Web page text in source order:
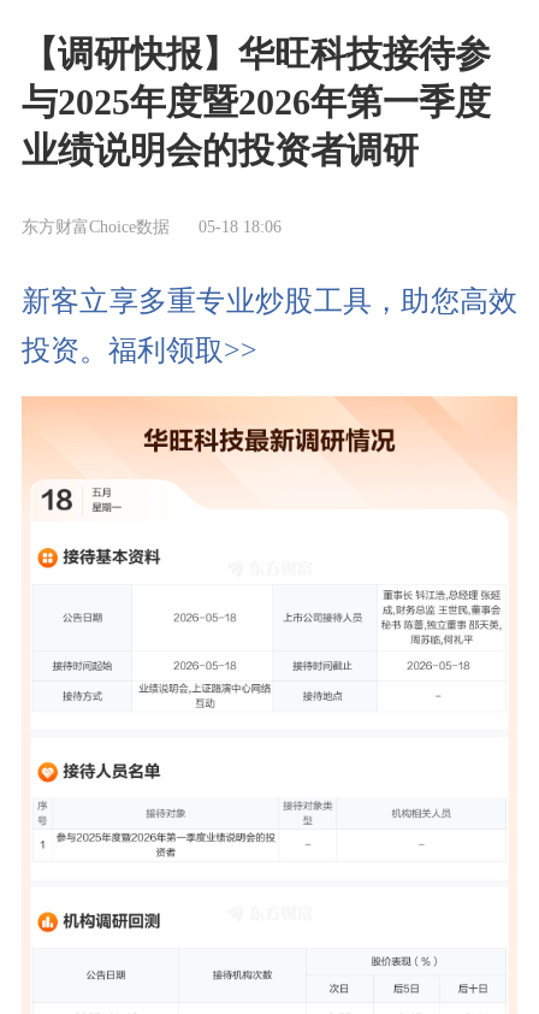
【调研快报】华旺科技接待参
与2025年度暨2026年第一季度
业绩说明会的投资者调研
东方财富Choice数据 05-18 18:06
新客立享多重专业炒股工具，助您高效
投资。福利领取>>